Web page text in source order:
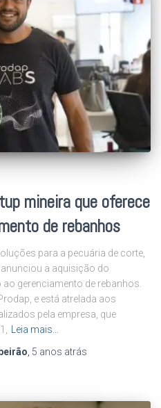
mineira que oferece
de rebanhos
para a pecuária de corte,
a aquisição do
gerenciamento de rebanhos.
e está atrelada aos
pela empresa, que
Leia mais…
, 5 anos atrás